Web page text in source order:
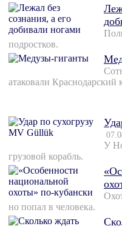
подростков.
атаковали Краснодарский
У
грузовой корабль.
но попал в человека.